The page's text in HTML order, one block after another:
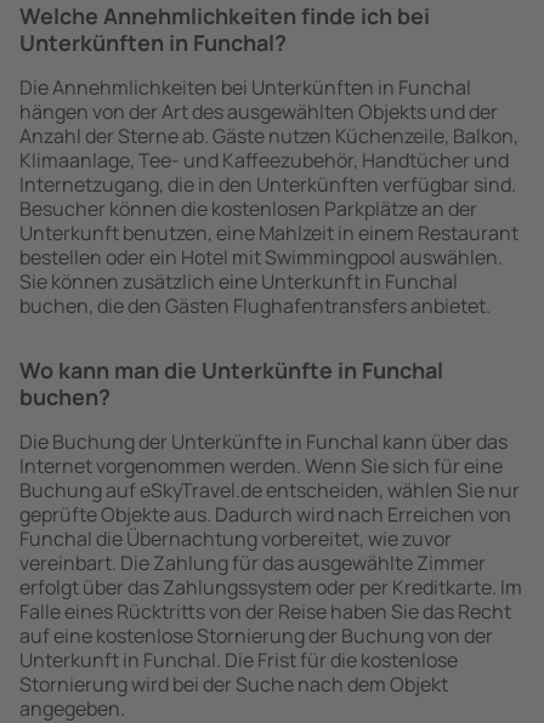
Welche Annehmlichkeiten finde ich bei
Unterkünften in Funchal?
Die Annehmlichkeiten bei Unterkünften in Funchal
hängen von der Art des ausgewählten Objekts und der
Anzahl der Sterne ab. Gäste nutzen Küchenzeile, Balkon,
Klimaanlage, Tee- und Kaffeezubehör, Handtücher und
Internetzugang, die in den Unterkünften verfügbar sind.
Besucher können die kostenlosen Parkplätze an der
Unterkunft benutzen, eine Mahlzeit in einem Restaurant
bestellen oder ein Hotel mit Swimmingpool auswählen.
Sie können zusätzlich eine Unterkunft in Funchal
buchen, die den Gästen Flughafentransfers anbietet.
Wo kann man die Unterkünfte in Funchal
buchen?
Die Buchung der Unterkünfte in Funchal kann über das
Internet vorgenommen werden. Wenn Sie sich für eine
Buchung auf eSkyTravel.de entscheiden, wählen Sie nur
geprüfte Objekte aus. Dadurch wird nach Erreichen von
Funchal die Übernachtung vorbereitet, wie zuvor
vereinbart. Die Zahlung für das ausgewählte Zimmer
erfolgt über das Zahlungssystem oder per Kreditkarte. Im
Falle eines Rücktritts von der Reise haben Sie das Recht
auf eine kostenlose Stornierung der Buchung von der
Unterkunft in Funchal. Die Frist für die kostenlose
Stornierung wird bei der Suche nach dem Objekt
angegeben.